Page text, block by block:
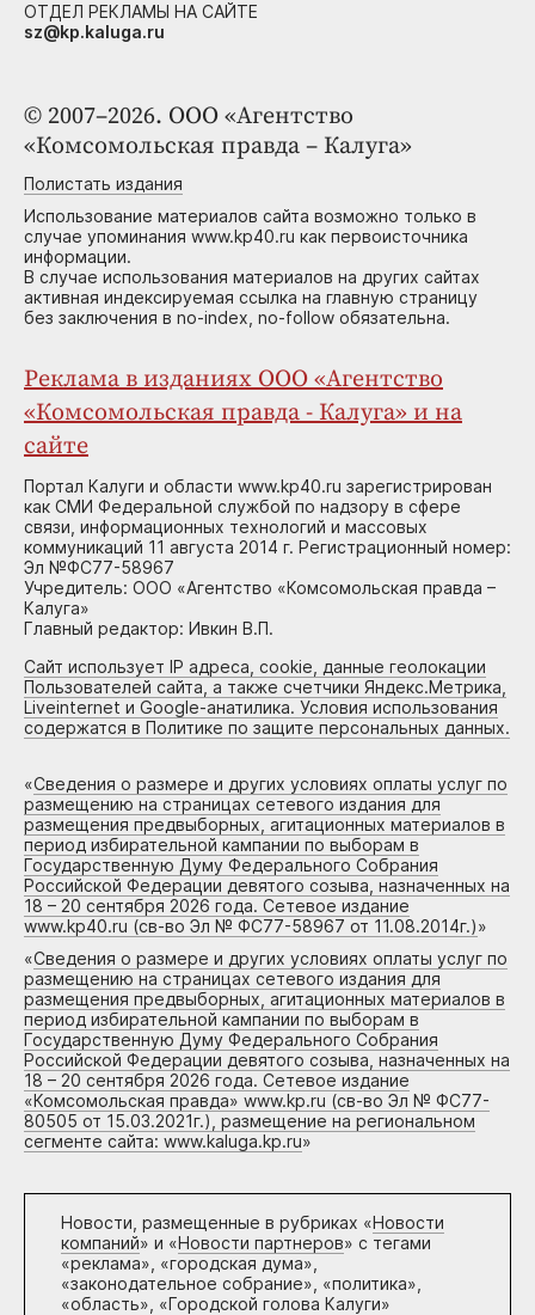
© 2007–2026. ООО «Агентство
«Комсомольская правда – Калуга»
Полистать издания
Использование материалов сайта возможно только в
случае упоминания www.kp40.ru как первоисточника
информации.
В случае использования материалов на других сайтах
активная индексируемая ссылка на главную страницу
без заключения в no-index, no-follow обязательна.
Реклама в изданиях ООО «Агентство
«Комсомольская правда - Калуга» и на
сайте
Портал Калуги и области www.kp40.ru зарегистрирован
как СМИ Федеральной службой по надзору в сфере
связи, информационных технологий и массовых
коммуникаций 11 августа 2014 г. Регистрационный номер:
Эл №ФС77-58967
Учредитель: ООО «Агентство «Комсомольская правда –
Калуга»
Главный редактор: Ивкин В.П.
Сайт использует IP адреса, cookie, данные геолокации
Пользователей сайта, а также счетчики Яндекс.Метрика,
Liveinternet и Google-анатилика. Условия использования
содержатся в Политике по защите персональных данных.
«Сведения о размере и других условиях оплаты услуг по
размещению на страницах сетевого издания для
размещения предвыборных, агитационных материалов в
период избирательной кампании по выборам в
Государственную Думу Федерального Собрания
Российской Федерации девятого созыва, назначенных на
18 – 20 сентября 2026 года. Сетевое издание
www.kp40.ru (св-во Эл № ФС77-58967 от 11.08.2014г.)»
«Сведения о размере и других условиях оплаты услуг по
размещению на страницах сетевого издания для
размещения предвыборных, агитационных материалов в
период избирательной кампании по выборам в
Государственную Думу Федерального Собрания
Российской Федерации девятого созыва, назначенных на
18 – 20 сентября 2026 года. Сетевое издание
«Комсомольская правда» www.kp.ru (св-во Эл № ФС77-
80505 от 15.03.2021г.), размещение на региональном
сегменте сайта: www.kaluga.kp.ru»
Новости, размещенные в рубриках «Новости
компаний» и «Новости партнеров» с тегами
«реклама», «городская дума»,
«законодательное собрание», «политика»,
«область», «Городской голова Калуги»
ОТДЕЛ РЕКЛАМЫ НА САЙТЕ
sz@kp.kaluga.ru